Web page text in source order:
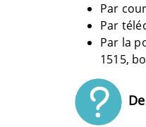
Par
Par
Par la
1515,